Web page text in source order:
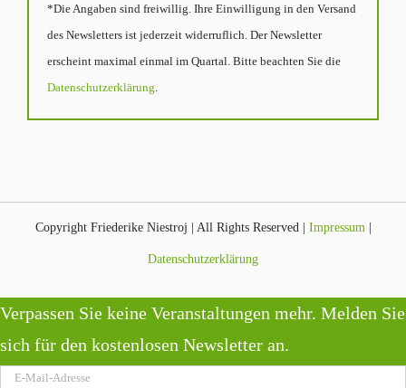
*Die Angaben sind freiwillig. Ihre Einwilligung in den Versand
des Newsletters ist jederzeit widerruflich. Der Newsletter
erscheint maximal einmal im Quartal. Bitte beachten Sie die
Datenschutzerklärung
Copyright Friederike Niestroj | All Rights Reserved | Impressum
Datenschutzerklärung
Verpassen Sie keine Veranstaltungen mehr. Melden Sie
sich für den kostenlosen Newsletter an.